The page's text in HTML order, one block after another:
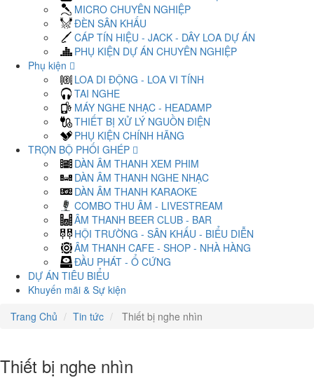
MICRO CHUYÊN NGHIỆP
ĐÈN SÂN KHẤU
CÁP TÍN HIỆU - JACK - DÂY LOA DỰ ÁN
PHỤ KIỆN DỰ ÁN CHUYÊN NGHIỆP
Phụ kiện
LOA DI ĐỘNG - LOA VI TÍNH
TAI NGHE
MÁY NGHE NHẠC - HEADAMP
THIẾT BỊ XỬ LÝ NGUỒN ĐIỆN
PHỤ KIỆN CHÍNH HÃNG
TRỌN BỘ PHỐI GHÉP
DÀN ÂM THANH XEM PHIM
DÀN ÂM THANH NGHE NHẠC
DÀN ÂM THANH KARAOKE
COMBO THU ÂM - LIVESTREAM
ÂM THANH BEER CLUB - BAR
HỘI TRƯỜNG - SÂN KHẤU - BIỂU DIỄN
ÂM THANH CAFE - SHOP - NHÀ HÀNG
ĐẦU PHÁT - Ổ CỨNG
DỰ ÁN TIÊU BIỂU
Khuyến mãi & Sự kiện
Trang Chủ
Tin tức Thiết bị nghe nhìn
Thiết bị nghe nhìn